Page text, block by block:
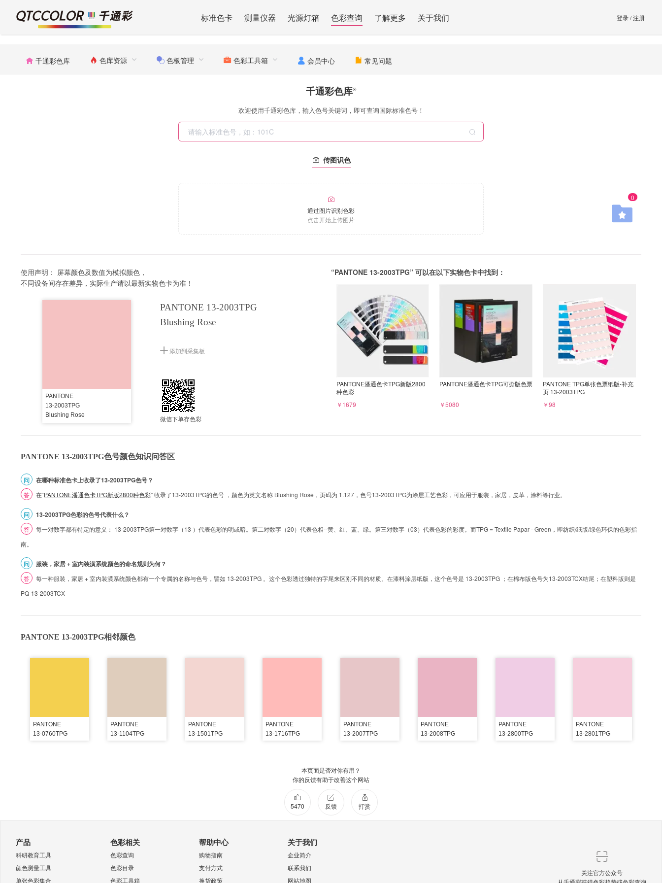
标准色卡 测量仪器 光源灯箱 色彩查询 了解更多 关于我们 登录/注册
千通彩色库 色库资源 色板管理 色彩工具箱 会员中心 常见问题
0
千通彩色库®
欢迎使用千通彩色库，输入色号关键词，即可查询国际标准色号！
传图识色
通过图片识别色彩
点击开始上传图片
使用声明： 屏幕颜色及数值为模拟颜色，
不同设备间存在差异，实际生产请以最新实物色卡为准！
PANTONE
13-2003TPG
Blushing Rose
PANTONE 13-2003TPG
Blushing Rose
添加到采集板
微信下单存色彩
“PANTONE 13-2003TPG” 可以在以下实物色卡中找到：
PANTONE潘通色卡TPG新版2800
种色彩
￥1679
PANTONE潘通色卡TPG可撕版色票
￥5080
PANTONE TPG单张色票纸版-补充
页 13-2003TPG
￥98
PANTONE 13-2003TPG色号颜色知识问答区
问 在哪种标准色卡上收录了13-2003TPG色号？
答 在“PANTONE潘通色卡TPG新版2800种色彩” 收录了13-2003TPG的色号 ，颜色为英文名称 Blushing Rose，页码为 1.127，色号13-2003TPG为涂层工艺色彩，可应用于服装，家居，皮革，涂料等行业。
问 13-2003TPG色彩的色号代表什么？
答
每一对数字都有特定的意义： 13-2003TPG第一对数字（13 ）代表色彩的明或暗。第二对数字（20）代表色相--黄、红、蓝、绿。第三对数字（03）代表色彩的彩度。而TPG = Textile Papar - Green，即纺织/纸版/绿色环保的色彩指
南。
问 服装，家居 + 室内装潢系统颜色的命名规则为何？
答
每一种服装，家居 + 室内装潢系统颜色都有一个专属的名称与色号，譬如 13-2003TPG 。这个色彩透过独特的字尾来区别不同的材质。在漆料涂层纸版，这个色号是 13-2003TPG ；在棉布版色号为13-2003TCX结尾；在塑料版则是
PQ-13-2003TCX
PANTONE 13-2003TPG相邻颜色
PANTONE
13-0760TPG
PANTONE
13-1104TPG
PANTONE
13-1501TPG
PANTONE
13-1716TPG
PANTONE
13-2007TPG
PANTONE
13-2008TPG
PANTONE
13-2800TPG
PANTONE
13-2801TPG
本页面是否对你有用？
你的反馈有助于改善这个网站
5470 反馈 打赏
产品
科研教育工具
颜色测量工具
单张色彩集合
色彩相关
色彩查询
色彩目录
色彩工具箱
帮助中心
购物指南
支付方式
换货政策
关于我们
企业简介
联系我们
网站地图
关注官方公众号